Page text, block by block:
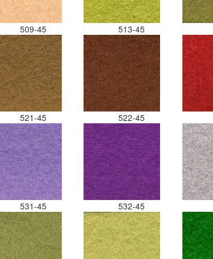
509-45 513-45
521-45 522-45
531-45 532-45